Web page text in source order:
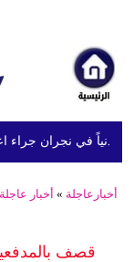
أخبارعاجلة » أخبار عاجلة
قصف